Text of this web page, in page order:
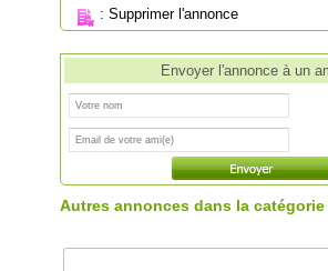
:Supprimer l'annonce
Envoyer l'annonce à un
Autres annonces dans la